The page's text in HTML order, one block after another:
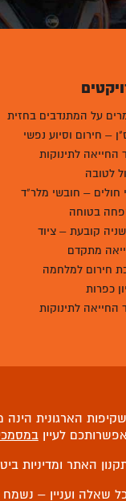
על המתנדבים בחזית
– חירום וסיוע נפשי
החייאה לתינוקות
לטובה
חולים – חובשי מלר"ד
בטוחה
קובעת – ציוד
מתקדם
חירום למלחמה
כפרות
החייאה לתינוקות
הארגונית הינה
לעיין
האתר ומדיניות
שאלה ועניין –